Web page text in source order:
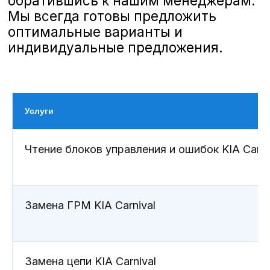
Услуги
Чтение блоков управления и ошибок KIA
Замена ГРМ KIA Carnival
Замена цепи KIA Carnival
KIA Carnival — это компактный,
стильный и экономичный
профессионального подхода при
Регулярное ТО помогает продлить
его идеальное состояние.
Рекомендуемая периодичность ТО
KIA Carnival зависит от условий